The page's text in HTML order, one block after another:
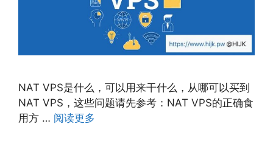
NAT VPS是什么，可以用来干什么，从哪可以买到
NAT VPS，这些问题请先参考：NAT VPS的正确食
用方 … 阅读更多